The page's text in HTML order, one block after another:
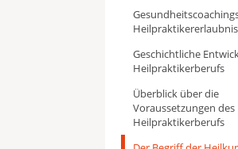
Geschichtliche
Heilpraktikerberufs
Überblick über die
Voraussetzungen des
Heilpraktikerberufs